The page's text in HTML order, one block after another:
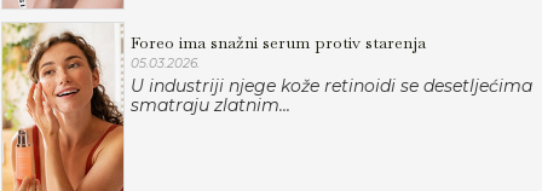
Foreo ima snažni serum protiv starenja
05.03.2026.
U industriji njege kože retinoidi se desetljećima
smatraju zlatnim...